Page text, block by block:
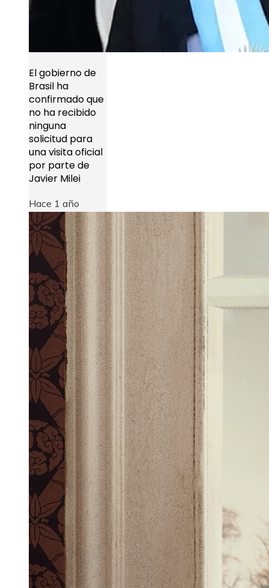
El gobierno de
Brasil ha
confirmado que
no ha recibido
ninguna
solicitud para
una visita oficial
por parte de
Javier Milei
Hace 1 año